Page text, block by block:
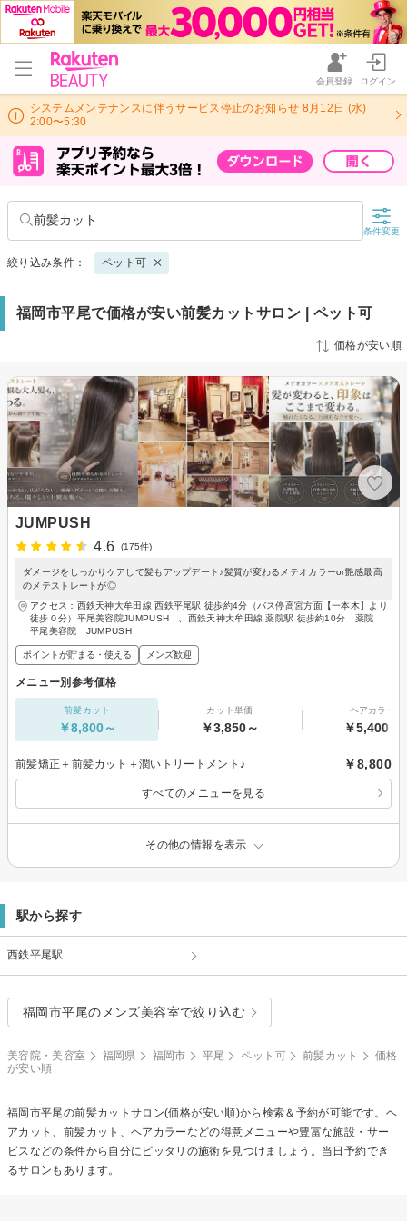
会員登録 ログイン
システムメンテナンスに伴うサービス停止のお知らせ 8月12日 (水)
2:00〜5:30
前髪カット
条件変更
絞り込み条件： ペット可
福岡市平尾で価格が安い前髪カットサロン | ペット可
価格が安い順
JUMPUSH
4.6
(175件)
ダメージをしっかりケアして髪もアップデート♪髪質が変わるメテオカラーor艶感最高
のメテストレートが◎
アクセス：西鉄天神大牟田線 西鉄平尾駅 徒歩約4分（バス停高宮方面【一本木】より
徒歩０分）平尾美容院JUMPUSH 、西鉄天神大牟田線 薬院駅 徒歩約10分 薬院
平尾美容院 JUMPUSH
ポイントが貯まる・使える メンズ歓迎
メニュー別参考価格
前髪カット
￥8,800～
カット単価
￥3,850～
ヘアカラー
￥5,400～
前髪矯正＋前髪カット＋潤いトリートメント♪ ￥8,800
すべてのメニューを見る
その他の情報を表示
駅から探す
西鉄平尾駅
福岡市平尾のメンズ美容室で絞り込む
美容院・美容室 福岡県 福岡市 平尾 ペット可 前髪カット
価格
が安い順
福岡市平尾の前髪カット サロン(価格が安い順)から検索＆予約が可能です。ヘ
アカット、前髪カット、ヘアカラーなどの得意メニューや豊富な施設・サー
ビスなどの条件から自分にピッタリの施術を見つけましょう。当日予約でき
るサロンもあります。